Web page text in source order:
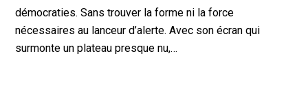
démocraties. Sans trouver la forme ni la force
nécessaires au lanceur d’alerte. Avec son écran qui
surmonte un plateau presque nu,…